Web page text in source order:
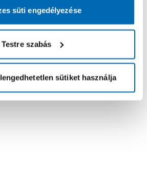
süti engedélyezése
Testre szabás
sütiket használja